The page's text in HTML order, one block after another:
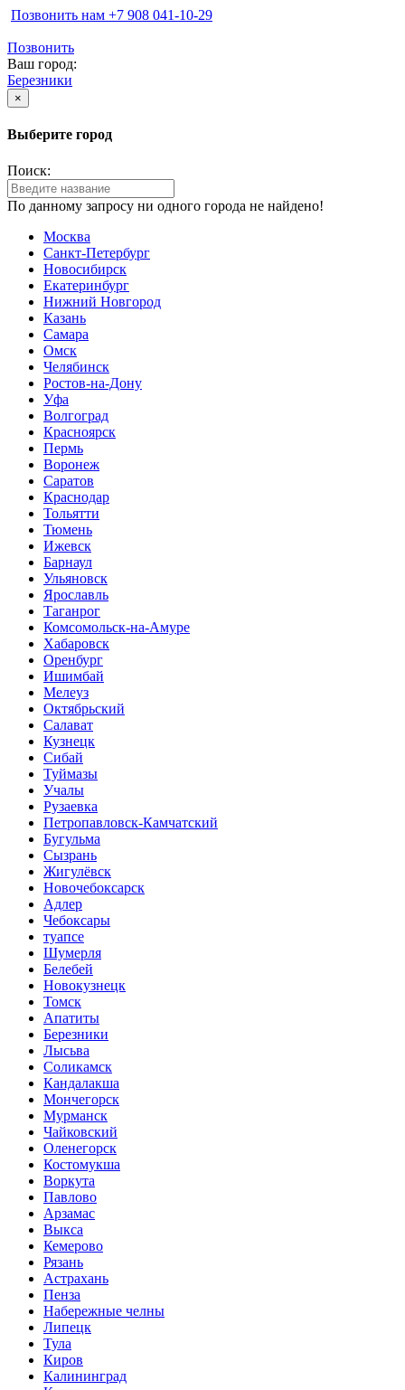
Позвонить нам ‪+7 908 041-10-29
Позвонить
Ваш город:
Березники
×
Выберите город
Поиск:
По данному запросу ни одного города не найдено!
Москва
Санкт-Петербург
Новосибирск
Екатеринбург
Нижний Новгород
Казань
Самара
Омск
Челябинск
Ростов-на-Дону
Уфа
Волгоград
Красноярск
Пермь
Воронеж
Саратов
Краснодар
Тольятти
Тюмень
Ижевск
Барнаул
Ульяновск
Ярославль
Таганрог
Комсомольск-на-Амуре
Хабаровск
Оренбург
Ишимбай
Мелеуз
Октябрьский
Салават
Кузнецк
Сибай
Туймазы
Учалы
Рузаевка
Петропавловск-Камчатский
Бугульма
Сызрань
Жигулёвск
Новочебоксарск
Адлер
Чебоксары
туапсе
Шумерля
Белебей
Новокузнецк
Томск
Апатиты
Березники
Лысьва
Соликамск
Кандалакша
Мончегорск
Мурманск
Чайковский
Оленегорск
Костомукша
Воркута
Павлово
Арзамас
Выкса
Кемерово
Рязань
Астрахань
Пенза
Набережные челны
Липецк
Тула
Киров
Калининград